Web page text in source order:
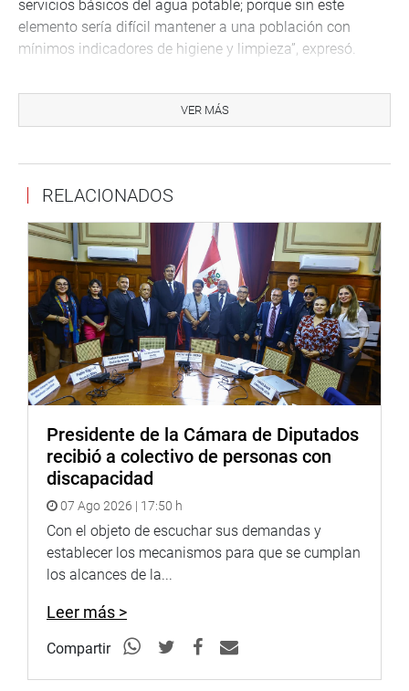
servicios básicos del agua potable; porque sin este
elemento sería difícil mantener a una población con
mínimos indicadores de higiene y limpieza”, expresó.
no alcanza a toda la población y que la aprobación y
concreción de la propuesta “marcará una clara diferencia
Meléndez Celis, el otro autor del proyecto de ley, indicó
que es una paradoja que siendo la región que concentra
la quinta parte del agua dulce del planeta, no tenga agua.
“Hoy el Congreso va a hacer justicia. Va a devolverle
dignidad a 50 mil peruanos que viven en Contamana,
como en Caballococha. Dar agua y desagüe a los pueblos
es luchar contra la desnutrición y la anemia, y decirles
que el Estado está presente”, expresó.
Los congresistas Jorge Vásquez Becerra (AP), Otto
se manifestaron a favor de la iniciativa.
OFICINA DE COMUNICACIONES
VER MÁS
RELACIONADOS
Presidente de la Cámara de Diputados
recibió a colectivo de personas con
discapacidad
07 Ago 2026 | 17:50 h
Con el objeto de escuchar sus demandas y
establecer los mecanismos para que se cumplan
los alcances de la...
Leer más >
Compartir